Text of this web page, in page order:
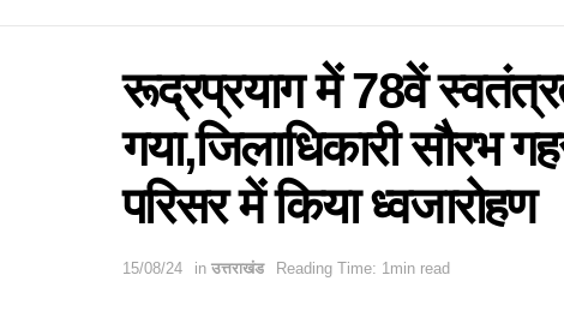
रूद्रप्रयाग में 78वें
गया,जिलाधिकारी सौरभ
परिसर में किया ध्वजारोहण
15/08/24 in उत्तराखंड Reading Time: 1min read